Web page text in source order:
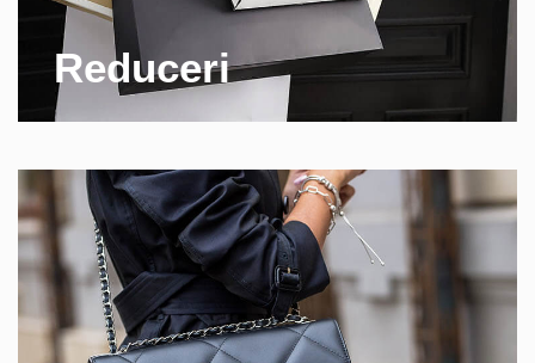
Reduceri